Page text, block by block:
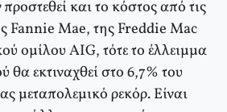
και το κόστος από τις
Fannie Mae, της Freddie Mac
ομίλου AIG, τότε το έλλειμμα
θα εκτιναχθεί στο 6,7% του
μεταπολεμικό ρεκόρ. Είναι